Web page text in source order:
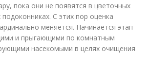
пока они не появятся в цветочных
С этих пор оценка
меняется. Начинается этап
и прыгающими по комнатным
насекомыми в целях очищения